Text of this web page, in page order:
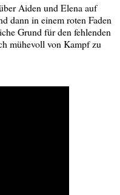
Aiden und Elena auf
dann in einem roten Faden
Grund für den fehlenden
mühevoll von Kampf zu